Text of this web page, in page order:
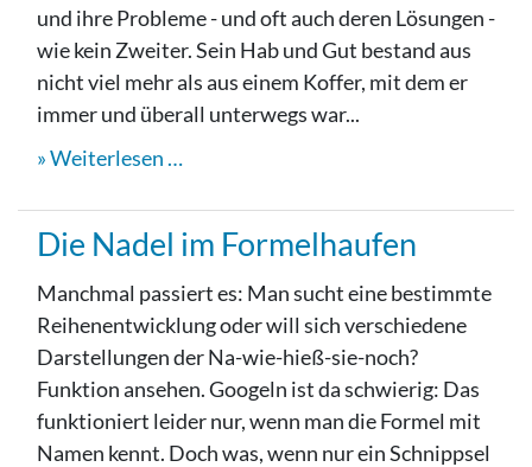
und ihre Probleme - und oft auch deren Lösungen -
wie kein Zweiter. Sein Hab und Gut bestand aus
nicht viel mehr als aus einem Koffer, mit dem er
immer und überall unterwegs war...
Weiterlesen …
Die Nadel im Formelhaufen
Manchmal passiert es: Man sucht eine bestimmte
Reihenentwicklung oder will sich verschiedene
Darstellungen der Na-wie-hieß-sie-noch?
Funktion ansehen. Googeln ist da schwierig: Das
funktioniert leider nur, wenn man die Formel mit
Namen kennt. Doch was, wenn nur ein Schnippsel